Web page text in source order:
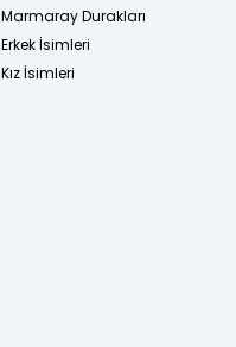
Marmaray Durakları
Erkek İsimleri
Kız İsimleri